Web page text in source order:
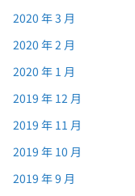
2020 年 3 月
2020 年 2 月
2020 年 1 月
2019 年 12 月
2019 年 11 月
2019 年 10 月
2019 年 9 月